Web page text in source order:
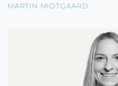
MARTIN MIDTGAARD